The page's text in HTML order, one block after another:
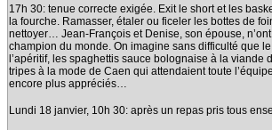
17h 30: tenue correcte exigée. Exit le short et les
la fourche. Ramasser, étaler ou ficeler les bottes de
nettoyer… Jean-François et Denise, son épouse,
champion du monde. On imagine sans difficulté que
l’apéritif, les spaghettis sauce bolognaise à la viande
tripes à la mode de Caen qui attendaient toute
encore plus appréciés…
Lundi 18 janvier, 10h 30: après un repas pris tous